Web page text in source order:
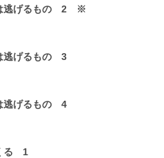
は逃げるもの 2 ※
逃げるもの 3
逃げるもの 4
る 1